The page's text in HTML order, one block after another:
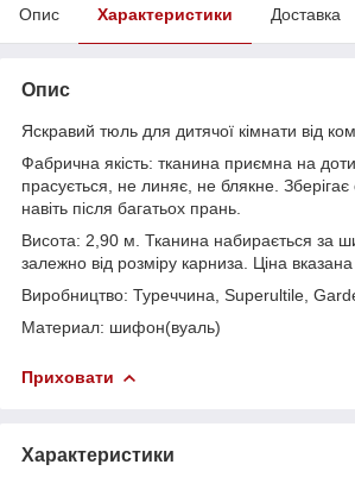
Опис Характеристики Доставка
Опис
Яскравий тюль для дитячої кімнати від
Фабрична якість: тканина приємна на
прасується, не линяє, не блякне. Зберігає
навіть після багатьох прань.
Висота: 2,90 м. Тканина набирається за
залежно від розміру карниза. Ціна
Виробництво: Туреччина, Superultile,
Материал: шифон(вуаль)
Приховати
Характеристики